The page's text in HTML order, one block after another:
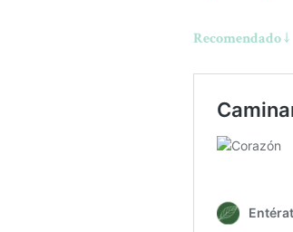
Recomendado ↓